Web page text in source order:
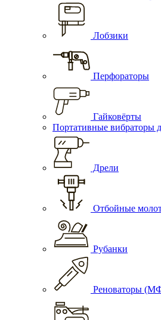
Лобзики
Перфораторы
Гайковёрты
Портативные вибраторы
Дрели
Отбойные
Рубанки
Реноваторы